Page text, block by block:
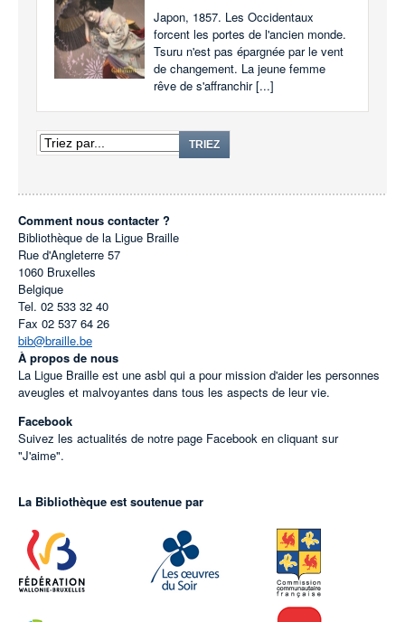
Japon, 1857. Les Occidentaux
forcent les portes de l'ancien monde.
Tsuru n'est pas épargnée par le vent
de changement. La jeune femme
rêve de s'affranchir [...]
TRIEZ
Comment nous contacter ?
Bibliothèque de la Ligue Braille
Rue d'Angleterre 57
1060 Bruxelles
Belgique
Tel. 02 533 32 40
Fax 02 537 64 26
bib@braille.be
À propos de nous
La Ligue Braille est une asbl qui a pour mission d'aider les personnes
aveugles et malvoyantes dans tous les aspects de leur vie.
Facebook
Suivez les actualités de notre page Facebook en cliquant sur
"J'aime".
La Bibliothèque est soutenue par